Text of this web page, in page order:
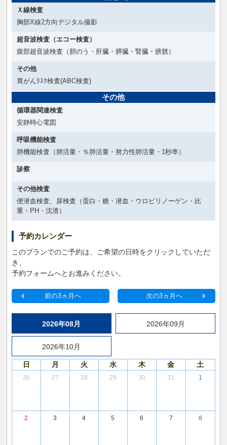
Ｘ線検査
胸部X線2方向デジタル撮影
超音波検査（エコー検査）
腹部超音波検査（胆のう・肝臓・膵臓・腎臓・膀胱）
その他
胃がんﾘｽｸ検査(ABC検査)
その他
循環器関連検査
安静時心電図
呼吸機能検査
肺機能検査（肺活量・％肺活量・努力性肺活量・1秒率）
診察
その他検査
便潜血検査、尿検査（蛋白・糖・潜血・ウロビリノーゲン・比
重・PH・沈渣）
予約カレンダー
このプランでのご予約は、ご希望の日時をクリックしていただ
き、
予約フォームへとお進みください。
前の3ヵ月へ 次の3ヵ月へ
2026年08月 2026年09月
2026年10月
日 月 火 水 木 金 土
26 27 28 29 30 31 1
2 3 4 5 6 7 8